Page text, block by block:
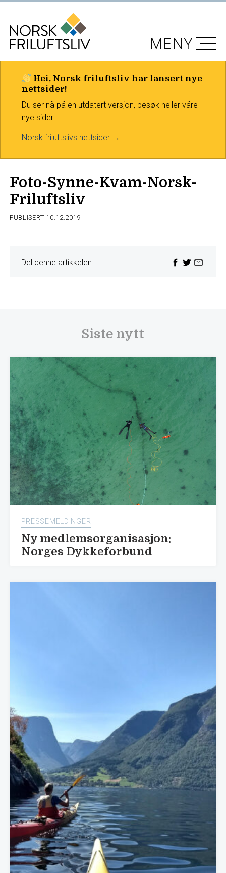
Hei, Norsk friluftsliv har lansert nye
nettsider!
Du ser nå på en utdatert versjon, besøk heller våre
nye sider.
Norsk friluftslivs nettsider →
MENY
Foto-Synne-Kvam-Norsk-
Friluftsliv
PUBLISERT 10.12.2019
Del denne artikkelen
Siste nytt
PRESSEMELDINGER
Ny medlemsorganisasjon:
Norges Dykkeforbund